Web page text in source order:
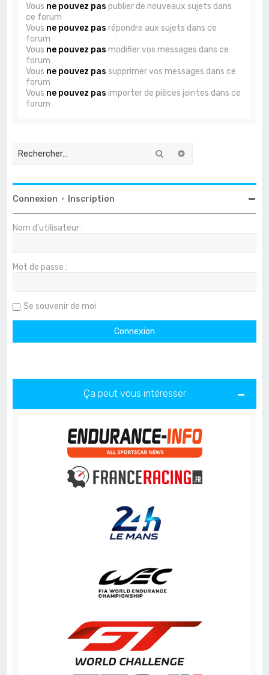
Vous ne pouvez pas publier de nouveaux sujets dans
ce forum
Vous ne pouvez pas répondre aux sujets dans ce
forum
Vous ne pouvez pas modifier vos messages dans ce
forum
Vous ne pouvez pas supprimer vos messages dans ce
forum
Vous ne pouvez pas importer de pièces jointes dans ce
forum
Rechercher
Connexion • Inscription
Nom d’utilisateur :
Mot de passe :
Se souvenir de moi
Ça peut vous intéresser